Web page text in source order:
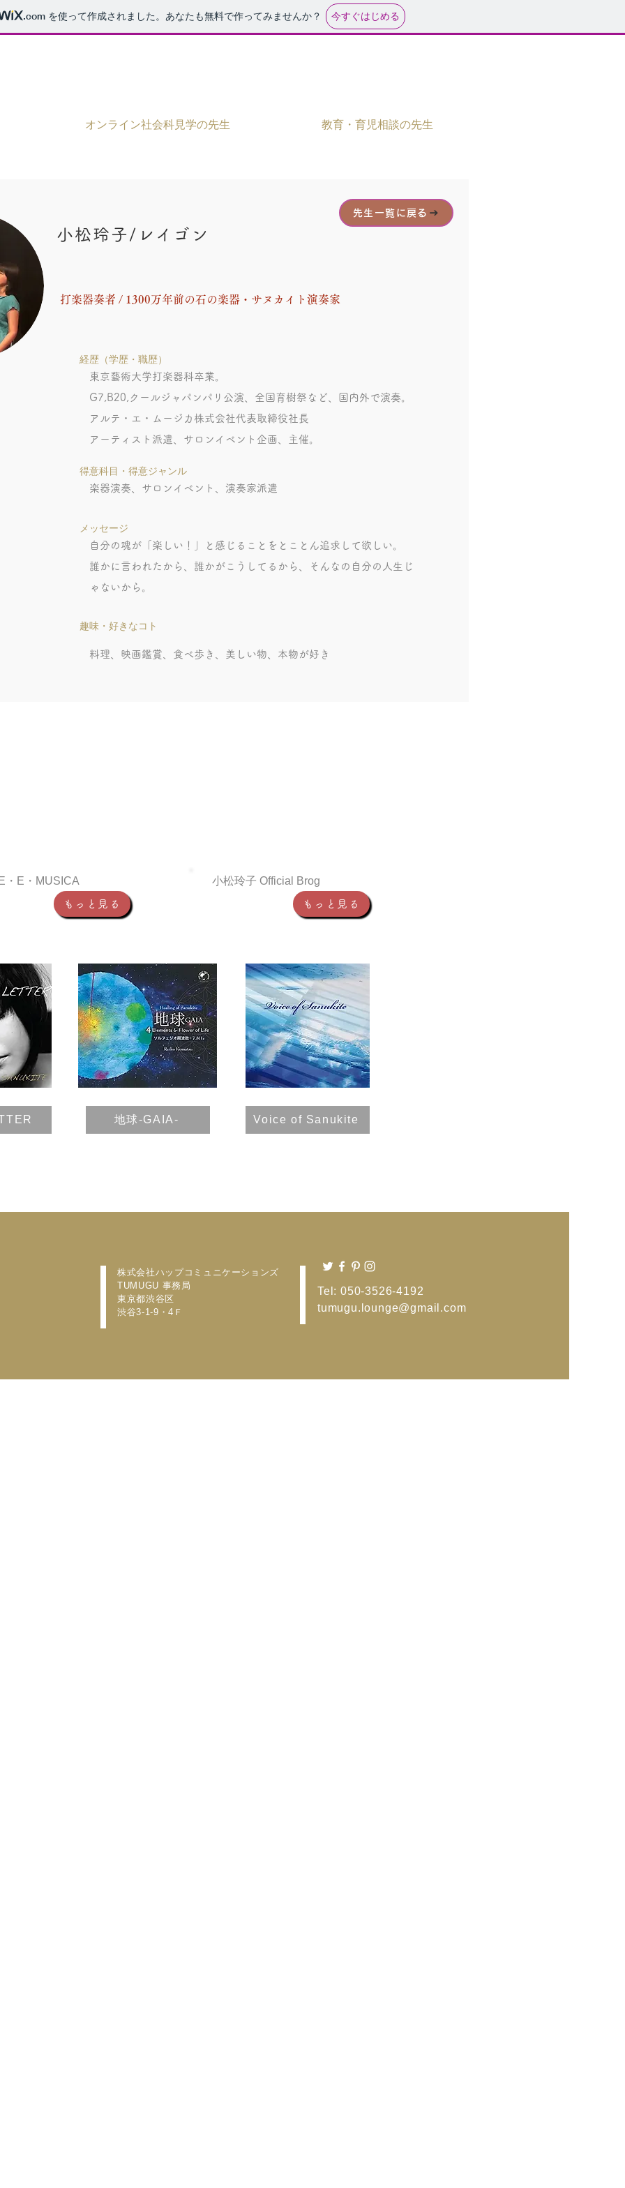
.com を使って作成されました。あなたも無料で作ってみませんか？ 今すぐはじめる
オンライン社会科見学の先生 教育・育児相談の先生
​小松玲子/レイゴン
先生一覧に戻る
打楽器奏者 / 1300万年前の石の楽器・サヌカイト演奏家
​経歴（学歴・職歴）
東京藝術大学打楽器科卒業。
G7,B20,クールジャパンパリ公演、全国育樹祭など、国内外で演奏。
アルテ・エ・ムージカ株式会社代表取締役社長
アーティスト派遣、サロンイベント企画、主催。
得意科目・得意ジャンル
楽器演奏、サロンイベント、演奏家派遣
メッセージ
自分の魂が「楽しい！」と感じることをとことん追求して欲しい。
誰かに言われたから、誰かがこうしてるから、そんなの自分の人生じ
ゃないから。
趣味・好きなコト
料理、映画鑑賞、食べ歩き、美しい物、本物が好き
・E・MUSICA
もっと見る
小松玲子 Official Brog
もっと見る
地球-GAIA- Voice of Sanukite
株式会社ハップコミュニケーションズ
​TUMUGU 事務局
東京都渋谷区
渋谷3-1-9・4Ｆ
Tel: 050-3526-4192
tumugu.lounge@gmail.com